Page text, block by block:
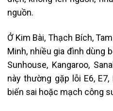
nguồn.
Ở Kim Bài, Thạch Bích,
Minh, nhiều gia đình dùng
Sunhouse, Kangaroo,
này thường gặp lỗi E6,
biến sai hoặc mạch công